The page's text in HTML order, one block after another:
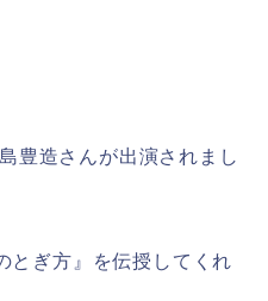
豊造さんが出演されまし
とぎ方』を伝授してくれ